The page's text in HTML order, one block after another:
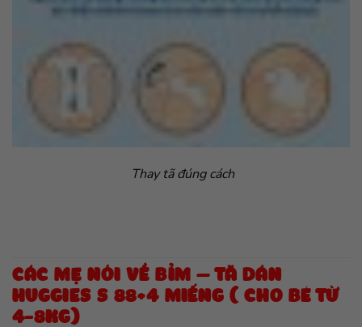
Thay tã đúng cách
CÁC MẸ NÓI VỀ BỈM – TÃ DÁN
HUGGIES S 88+4 MIẾNG ( CHO BÉ TỪ
4-8KG)